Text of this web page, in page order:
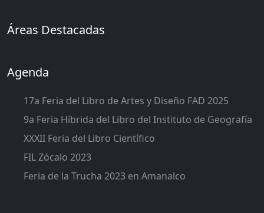
Áreas Destacadas
Agenda
17a Feria del Libro de Artes y Diseño FAD 2025
9a Feria Híbrida del Libro del Instituto de Geografía
XXXII Feria del Libro Científico
FIL Zócalo 2023
Feria de la Trucha 2023 en Amanalco